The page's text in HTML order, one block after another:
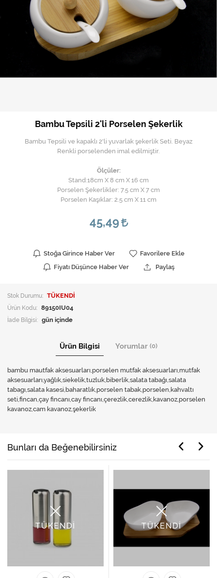
Bambu Tepsili 2'li Porselen Şekerlik
Bambu Tepsili ve kapaklı 2'li yuvarlak şekerlik Seti. Beyaz
Renkli porselenden imal edilmiştir.
Ölçüler:
Stand:18cm X 8 cm X 16 cm
Porselen Şekerlikler: 7.5 cm X 7 cm
Porselen Kaşıklar: 2.5 cm X 11 cm
45,49
Stoğa Girince Haber Ver
Favorilere Ekle
Fiyatı Düşünce Haber Ver
Paylaş
Stok Durumu: TÜKENDİ
Ürün Kodu: 89150IU04
İade Bilgisi:
Ürün Bilgisi Yorumlar (0)
bambu mautfak aksesuarları,porselen mutfak aksesuarları,mutfak
aksesuarları,yağlık,siekelik,tuzluk,biberlik,salata tabağı,salata
tabagı,salata kasesi,baharatlık,porselen tabak,porselen,kahvaltı
seti,fincan,çay fincanı,cay fincanı,çerezlik,cerezlik,kavanoz,porselen
kavanoz,cam kavanoz,şekerlik
Bunları da Beğenebilirsiniz
TÜKENDİ TÜKENDİ